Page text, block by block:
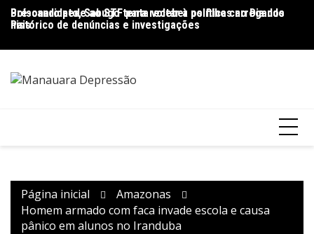
para
conteúdo
Pré-candidato, Sabugo tenta voltar à política carregando
histórico de denúncias e investigações
Bolsonaro pede ao STF para receber os filhos no Dia dos
Pais
Página inicial
Amazonas
Homem armado com faca invade escola e causa
pânico em alunos no Iranduba